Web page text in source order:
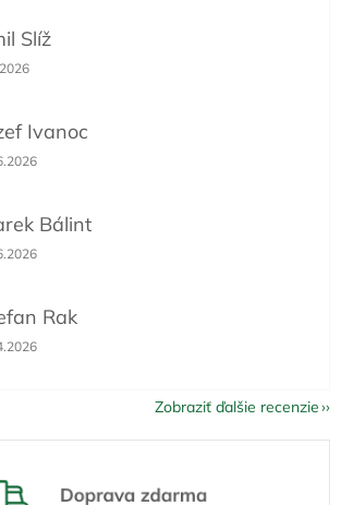
Slíž
obchodu je 5 z 5 hviezdičiek.
Ivanoc
obchodu je 5 z 5 hviezdičiek.
Bálint
obchodu je 5 z 5 hviezdičiek.
Rak
obchodu je 5 z 5 hviezdičiek.
Zobraziť ďalšie recenzie